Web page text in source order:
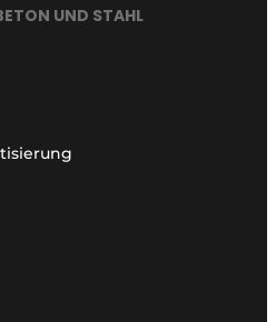
UND STAHL